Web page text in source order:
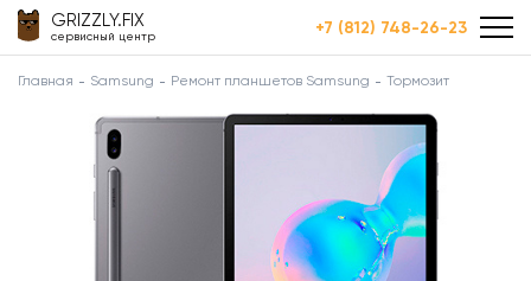
GRIZZLY.FIX
сервисный центр +7 (812) 748-26-23
Главная Samsung Ремонт планшетов Samsung Тормозит